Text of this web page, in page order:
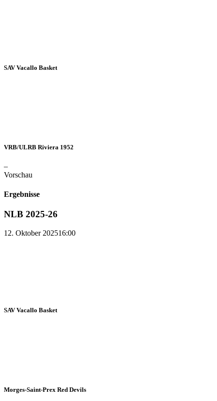
SAV Vacallo Basket
VRB/ULRB Riviera 1952
–
Vorschau
Ergebnisse
NLB 2025-26
12. Oktober 202516:00
SAV Vacallo Basket
Morges-Saint-Prex Red Devils